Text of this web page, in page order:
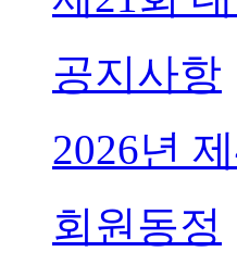
공지사항
2026년
회원동정